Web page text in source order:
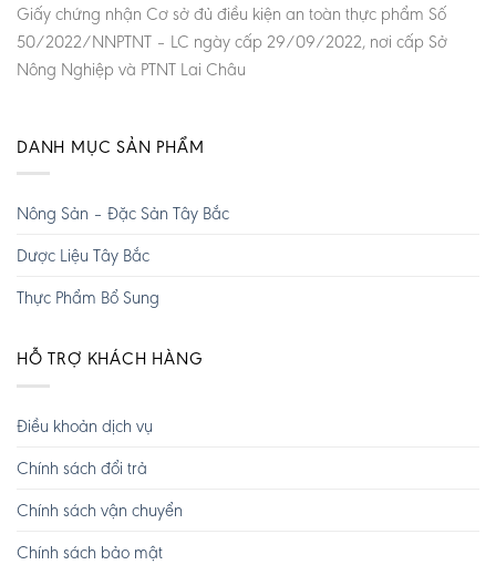
Giấy chứng nhận Cơ sở đủ điều kiện an toàn thực phẩm Số
50/2022/NNPTNT – LC ngày cấp 29/09/2022, nơi cấp Sở
Nông Nghiệp và PTNT Lai Châu
DANH MỤC SẢN PHẨM
Nông Sản – Đặc Sản Tây Bắc
Dược Liệu Tây Bắc
Thực Phẩm Bổ Sung
HỖ TRỢ KHÁCH HÀNG
Điều khoản dịch vụ
Chính sách đổi trả
Chính sách vận chuyển
Chính sách bảo mật